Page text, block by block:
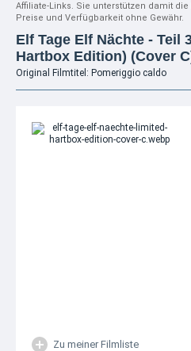
Affiliate-Links. Sie unterstützen damit
Preise und Verfügbarkeit ohne Gewähr.
Elf Tage Elf Nächte - Teil
Hartbox Edition) (Cover
Original Filmtitel: Pomeriggio caldo
Zu meiner Filmliste